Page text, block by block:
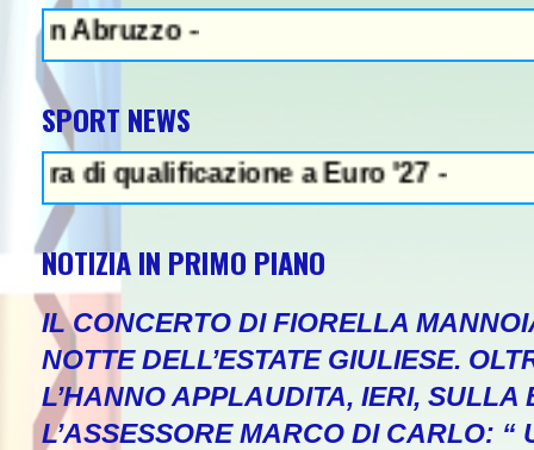
-
SPORT NEWS
a Euro '27 -
NOTIZIA IN PRIMO PIANO
IL CONCERTO DI FIORELLA
NOTTE DELL’ESTATE GIULIESE.
L’HANNO APPLAUDITA, IERI, SULLA
L’ASSESSORE MARCO DI CARLO: “